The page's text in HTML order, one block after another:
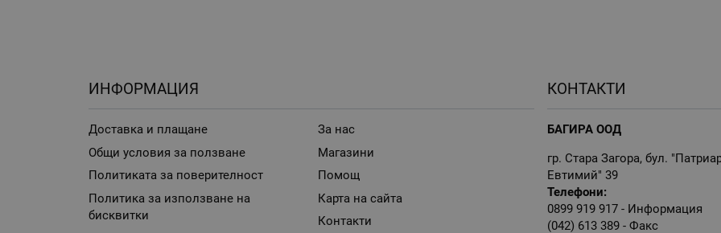
ИНФОРМАЦИЯ
Доставка и плащане
Общи условия за ползване
Политиката за поверителност
Политика за използване на
бисквитки
За нас
Магазини
Помощ
Карта на сайта
Контакти
КОНТАКТИ
БАГИРА ООД
гр. Стара Загора, бул.
Евтимий" 39
Телефони:
0899 919 917 - Информация
(042) 613 389 - Факс